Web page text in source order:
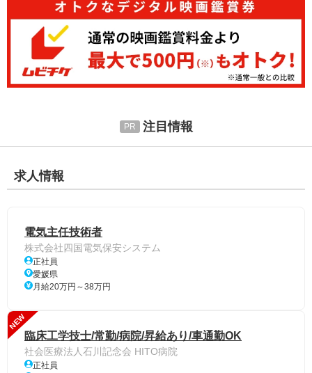
注目情報
求人情報
電気主任技術者
株式会社四国電気保安システム
正社員
愛媛県
月給20万円～38万円
NEW
臨床工学技士/常勤/病院/昇給あり/車通勤OK
社会医療法人石川記念会 HITO病院
正社員